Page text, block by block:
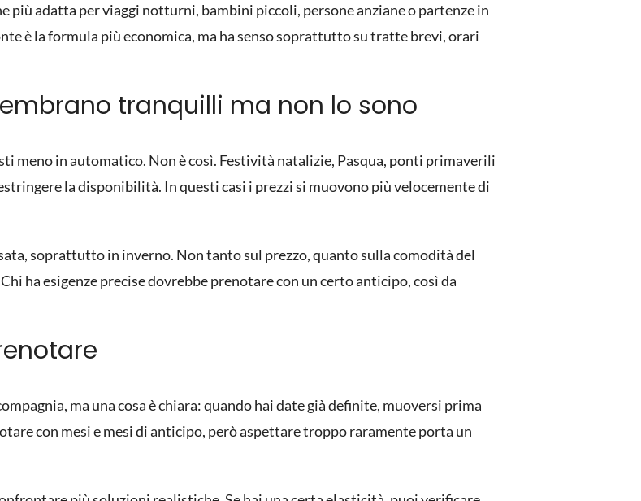
più adatta per viaggi notturni, bambini piccoli, persone anziane o partenze in
è la formula più economica, ma ha senso soprattutto su tratte brevi, orari
tranquilli ma non lo sono
meno in automatico. Non è così. Festività natalizie, Pasqua, ponti primaverili
la disponibilità. In questi casi i prezzi si muovono più velocemente di
soprattutto in inverno. Non tanto sul prezzo, quanto sulla comodità del
ha esigenze precise dovrebbe prenotare con un certo anticipo, così da
ma una cosa è chiara: quando hai date già definite, muoversi prima
con mesi e mesi di anticipo, però aspettare troppo raramente porta un